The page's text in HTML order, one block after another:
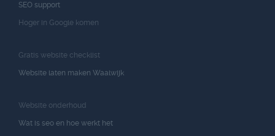
SEO support
Hoger in Google komen
Gratis website checklist
Website laten maken Waalwijk
Website onderhoud
Wat is seo en hoe werkt het